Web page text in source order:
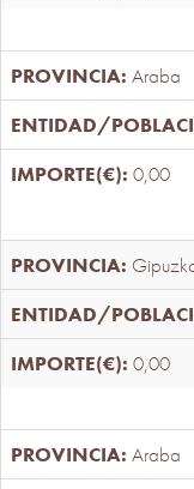
Araba
0,00
0,00
Araba